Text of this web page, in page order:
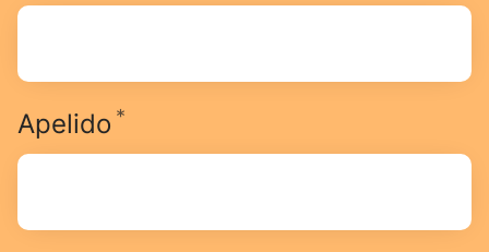
Apelido *